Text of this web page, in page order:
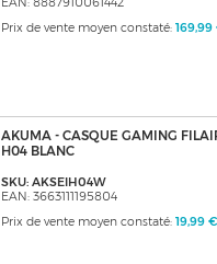
EAN: 8887910061442
Prix de vente moyen constaté: 169,99
AKUMA - CASQUE GAMING
H04 BLANC
SKU: AKSEIH04W
EAN: 3663111195804
Prix de vente moyen constaté: 19,99 €